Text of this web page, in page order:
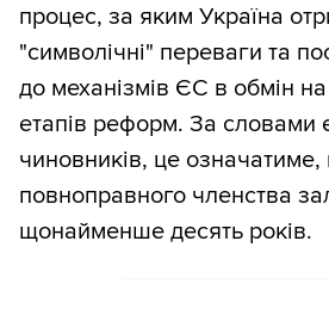
процес, за яким Україна
"символічні" переваги та
до механізмів ЄС в обмін
етапів реформ. За словами
чиновників, це
повноправного членства
щонайменше десять років.